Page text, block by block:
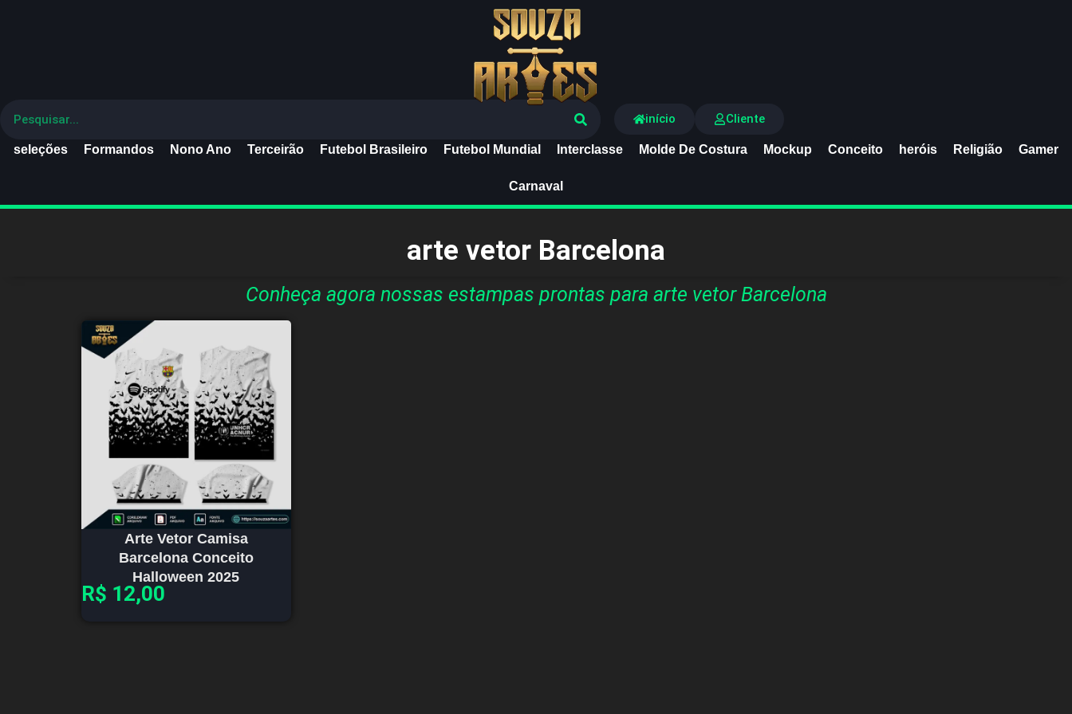
seleções Formandos Nono Ano Terceirão Futebol Brasileiro Futebol Mundial Interclasse Molde De Costura Mockup Conceito heróis Religião Gamer
Carnaval
início Cliente
arte vetor Barcelona
Conheça agora nossas estampas prontas para arte vetor Barcelona
Arte Vetor Camisa
Barcelona Conceito
Halloween 2025
R$ 12,00